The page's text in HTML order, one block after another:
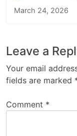
March 24, 2026
Leave a
Your email
fields are marked
Comment *